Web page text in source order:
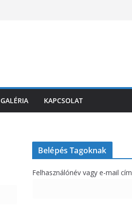
GALÉRIA KAPCSOLAT
Belépés Tagoknak
Felhasználónév vagy e-mail cím